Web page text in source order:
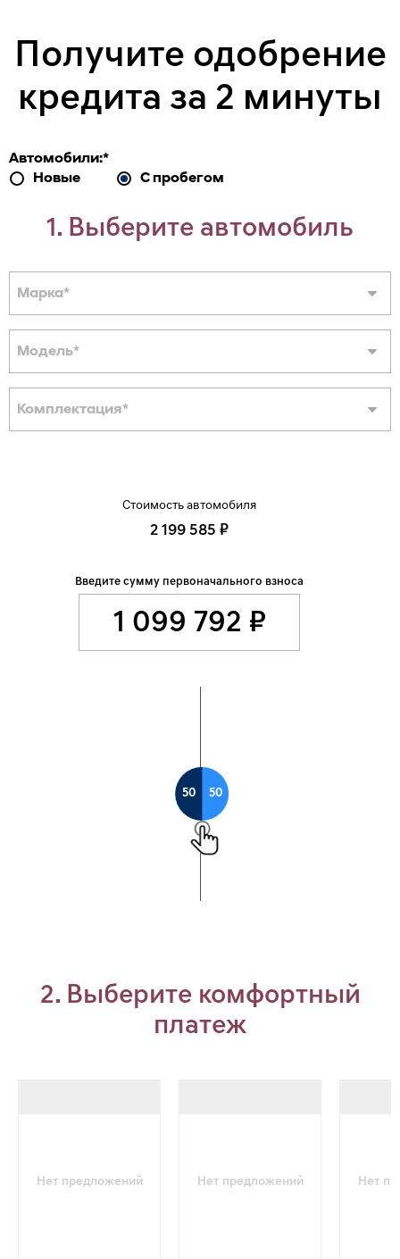
Получите одобрение
кредита за 2 минуты
Автомобили:*
Новые
С пробегом
1. Выберите автомобиль
Марка*
Модель*
Комплектация*
Стоимость автомобиля
2 199 585 ₽
Введите сумму первоначального взноса
50 50
2. Выберите комфортный
платеж
Нет предложений Нет предложений Нет